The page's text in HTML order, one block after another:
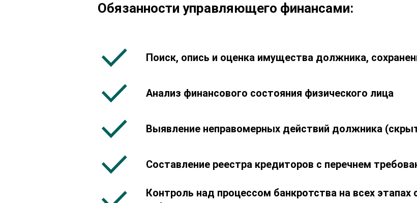
Обязанности управляющего финансами:
Поиск, опись и оценка имущества должника,
Анализ финансового состояния физического лица
Выявление неправомерных действий должника
Составление реестра кредиторов с перечнем
Контроль над процессом банкротства на всех